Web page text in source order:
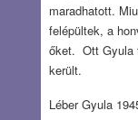
maradhatott.
felépültek, a
őket. Ott Gyula
került.
Léber Gyula